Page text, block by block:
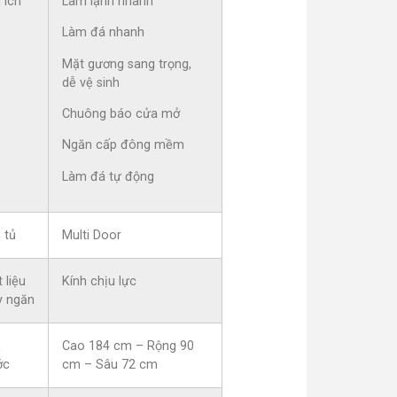
Làm đá nhanh
Mặt gương sang trọng,
dễ vệ sinh
Chuông báo cửa mở
Ngăn cấp đông mềm
Làm đá tự động
tủ Multi Door
liệu
ngăn
Kính chịu lực
Cao 184 cm – Rộng 90
cm – Sâu 72 cm